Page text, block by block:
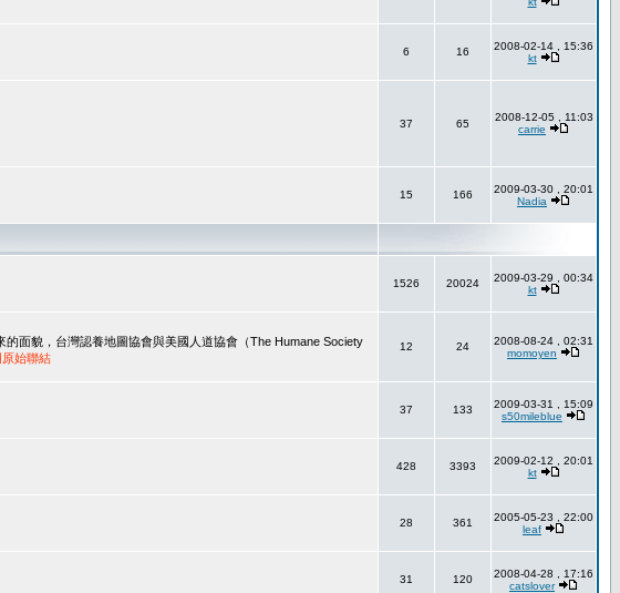
6 16
2008-02-14 , 15:36
kt
37 65
2008-12-05 , 11:03
carrie
15 166
2009-03-30 , 20:01
Nadia
1526 20024
2009-03-29 , 00:34
kt
面貌，台灣認養地圖協會與美國人道協會（The Humane Society
始聯結
12 24
2008-08-24 , 02:31
momoyen
37 133
2009-03-31 , 15:09
s50mileblue
428 3393
2009-02-12 , 20:01
kt
28 361
2005-05-23 , 22:00
leaf
31 120
2008-04-28 , 17:16
catslover